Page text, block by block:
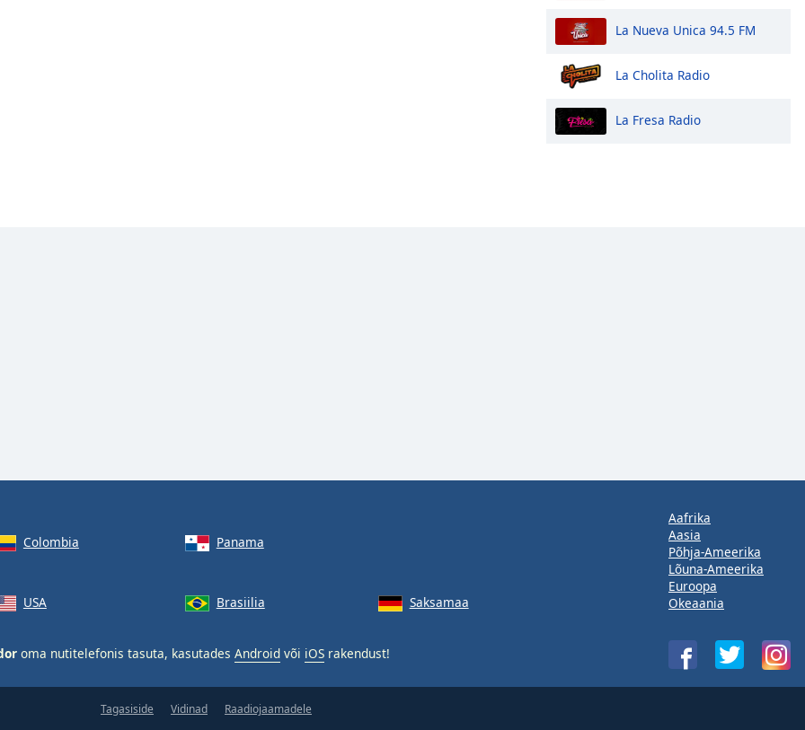
La Nueva Unica 94.5 FM
La Cholita Radio
La Fresa Radio
Colombia Panama
USA Brasiilia Saksamaa
oma nutitelefonis tasuta, kasutades Android või iOS rakendust!
Aafrika
Aasia
Põhja-Ameerika
Lõuna-Ameerika
Euroopa
Okeaania
Tagasiside Vidinad Raadiojaamadele